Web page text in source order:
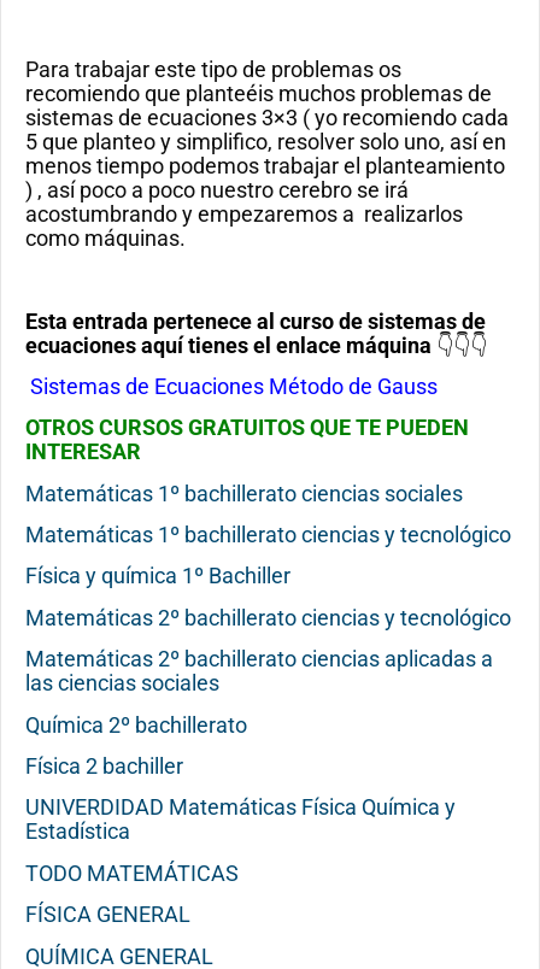
Para trabajar este tipo de problemas os
recomiendo que planteéis muchos problemas de
sistemas de ecuaciones 3×3 ( yo recomiendo cada
5 que planteo y simplifico, resolver solo uno, así en
menos tiempo podemos trabajar el planteamiento
) , así poco a poco nuestro cerebro se irá
acostumbrando y empezaremos a realizarlos
como máquinas.
Esta entrada pertenece al curso de sistemas de
ecuaciones aquí tienes el enlace máquina 👇👇👇
Sistemas de Ecuaciones Método de Gauss
OTROS CURSOS GRATUITOS QUE TE PUEDEN
INTERESAR
Matemáticas 1º bachillerato ciencias sociales
Matemáticas 1º bachillerato ciencias y tecnológico
Física y química 1º Bachiller
Matemáticas 2º bachillerato ciencias y tecnológico
Matemáticas 2º bachillerato ciencias aplicadas a
las ciencias sociales
Química 2º bachillerato
Física 2 bachiller
UNIVERDIDAD Matemáticas Física Química y
Estadística
TODO MATEMÁTICAS
FÍSICA GENERAL
QUÍMICA GENERAL